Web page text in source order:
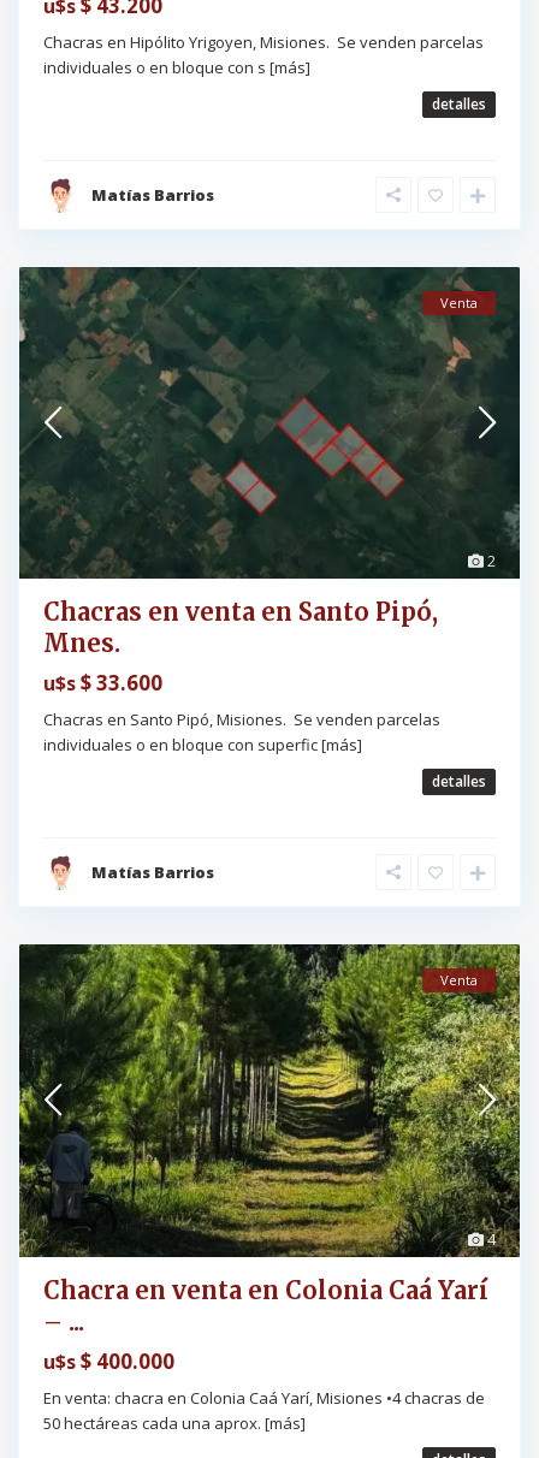
u$s
Chacras en Hipólito Yrigoyen, Misiones. Se venden parcelas
individuales o en bloque con s [más]
detalles
Matías Barrios
2
Venta
Chacras en venta en Santo Pipó,
Mnes.
u$s$ 33.600
Chacras en Santo Pipó, Misiones. Se venden parcelas
individuales o en bloque con superfic[más]
detalles
Matías Barrios
4
Venta
Chacra en venta en Colonia Caá Yarí
– ...
u$s$ 400.000
En venta: chacra en Colonia Caá Yarí, Misiones •4 chacras de
50 hectáreas cada una aprox. [más]